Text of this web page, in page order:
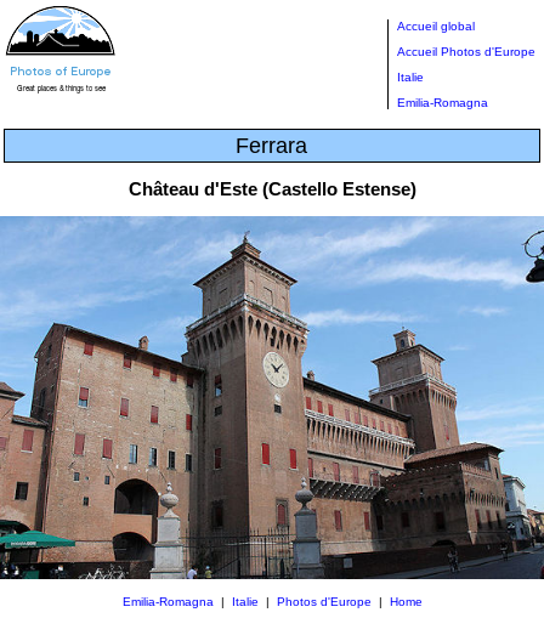
Accueil global
Accueil Photos d'Europe
Italie
Emilia-Romagna
Ferrara
Château d'Este (Castello Estense)
Emilia-Romagna | Italie | Photos d'Europe | Home